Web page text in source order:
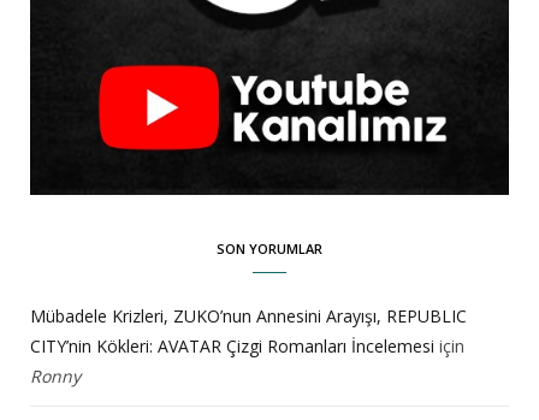
SON YORUMLAR
Mübadele Krizleri, ZUKO’nun Annesini Arayışı, REPUBLIC
CITY’nin Kökleri: AVATAR Çizgi Romanları İncelemesi için
Ronny